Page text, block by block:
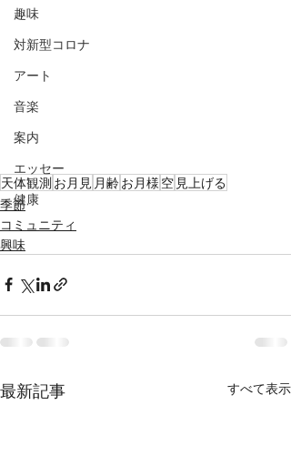
趣味
対新型コロナ
アート
音楽
案内
エッセー
健康
天体観測お月見 月齢 お月様 空 見上げる
季節
コミュニティ
興味
最新記事 すべて表示